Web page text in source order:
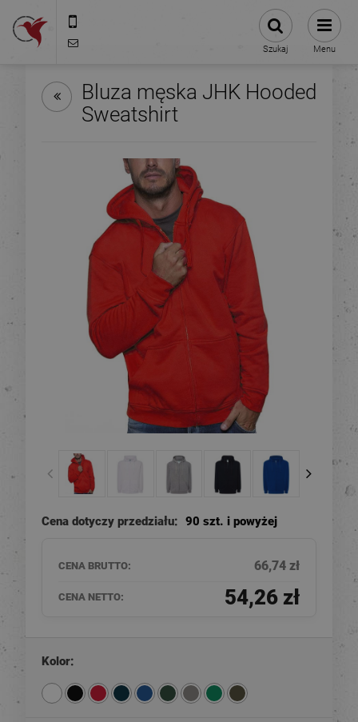
Szukaj Menu
Bluza męska JHK Hooded
Sweatshirt
Cena dotyczy przedziału: 90 szt. i powyżej
CENA BRUTTO: 66,74 zł
CENA NETTO: 54,26 zł
Kolor: